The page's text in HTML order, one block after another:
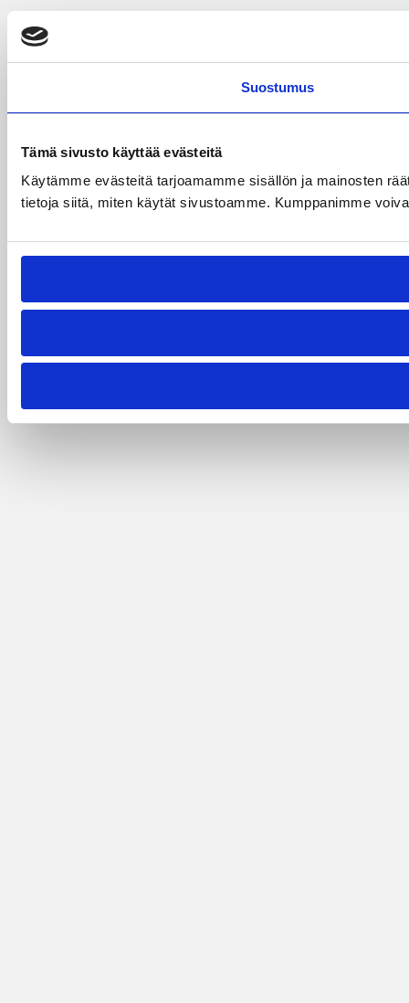
Suostumus
Tämä sivusto käyttää evästeitä
Käytämme evästeitä tarjoamamme sisällön ja mainosten
tietoja siitä, miten käytät sivustoamme. Kumppanimme